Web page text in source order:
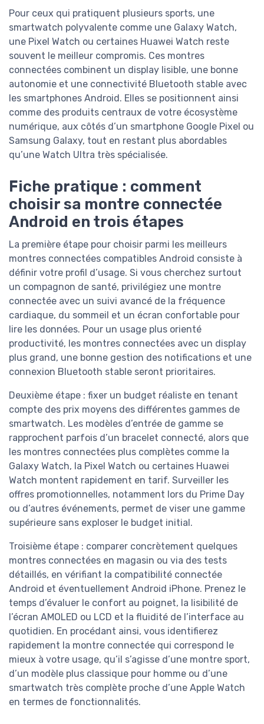
Pour ceux qui pratiquent plusieurs sports, une
smartwatch polyvalente comme une Galaxy Watch,
une Pixel Watch ou certaines Huawei Watch reste
souvent le meilleur compromis. Ces montres
connectées combinent un display lisible, une bonne
autonomie et une connectivité Bluetooth stable avec
les smartphones Android. Elles se positionnent ainsi
comme des produits centraux de votre écosystème
numérique, aux côtés d’un smartphone Google Pixel ou
Samsung Galaxy, tout en restant plus abordables
qu’une Watch Ultra très spécialisée.
Fiche pratique : comment
choisir sa montre connectée
Android en trois étapes
La première étape pour choisir parmi les meilleurs
montres connectées compatibles Android consiste à
définir votre profil d’usage. Si vous cherchez surtout
un compagnon de santé, privilégiez une montre
connectée avec un suivi avancé de la fréquence
cardiaque, du sommeil et un écran confortable pour
lire les données. Pour un usage plus orienté
productivité, les montres connectées avec un display
plus grand, une bonne gestion des notifications et une
connexion Bluetooth stable seront prioritaires.
Deuxième étape : fixer un budget réaliste en tenant
compte des prix moyens des différentes gammes de
smartwatch. Les modèles d’entrée de gamme se
rapprochent parfois d’un bracelet connecté, alors que
les montres connectées plus complètes comme la
Galaxy Watch, la Pixel Watch ou certaines Huawei
Watch montent rapidement en tarif. Surveiller les
offres promotionnelles, notamment lors du Prime Day
ou d’autres événements, permet de viser une gamme
supérieure sans exploser le budget initial.
Troisième étape : comparer concrètement quelques
montres connectées en magasin ou via des tests
détaillés, en vérifiant la compatibilité connectée
Android et éventuellement Android iPhone. Prenez le
temps d’évaluer le confort au poignet, la lisibilité de
l’écran AMOLED ou LCD et la fluidité de l’interface au
quotidien. En procédant ainsi, vous identifierez
rapidement la montre connectée qui correspond le
mieux à votre usage, qu’il s’agisse d’une montre sport,
d’un modèle plus classique pour homme ou d’une
smartwatch très complète proche d’une Apple Watch
en termes de fonctionnalités.